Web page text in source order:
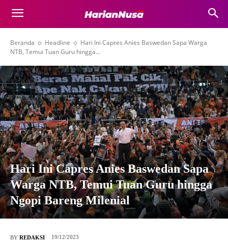
Beranda Headline
Hari Ini Capres Anies Baswedan Sapa Warga
NTB, Temui Tuan Guru hingga...
Hari Ini Capres Anies Baswedan Sapa
Warga NTB, Temui Tuan Guru hingga
Ngopi Bareng Milenial
BY REDAKSI 19/12/2023